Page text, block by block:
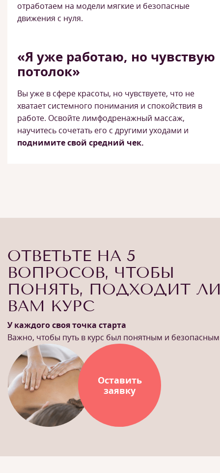
отработаем на модели мягкие и безопасные
движения с нуля.
«Я уже работаю, но чувствую
потолок»
Вы уже в сфере красоты, но чувствуете, что не
хватает системного понимания и спокойствия в
работе. Освойте лимфодренажный массаж,
научитесь сочетать его с другими уходами и
поднимите свой средний чек.
ОТВЕТЬТЕ НА 5
ВОПРОСОВ, ЧТОБЫ
ПОНЯТЬ, ПОДХОДИТ
ВАМ КУРС
У каждого своя точка старта
Важно, чтобы путь в курс был понятным и безопасным
Оставить
заявку